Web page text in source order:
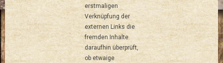
erstmaligen
Verknüpfung der
externen Links die
fremden Inhalte
daraufhin überprüft,
ob etwaige